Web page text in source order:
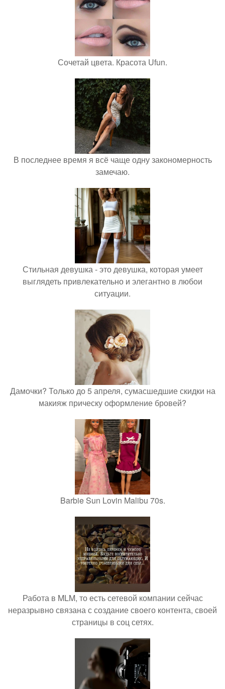
Сочетай цвета. Красота Ufun.
В последнее время я всё чаще одну закономерность
замечаю.
Стильная девушка - это девушка, которая умеет
выглядеть привлекательно и элегантно в любои
ситуации.
Дамочки? Только до 5 апреля, сумасшедшие скидки на
макияж прическу оформление бровей?
Barbie Sun Lovin Malibu 70s.
Работа в MLM, то есть сетевой компании сейчас
неразрывно связана с создание своего контента, своей
страницы в соц сетях.